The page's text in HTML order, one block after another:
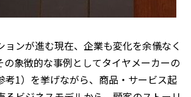
ョンが進む現在、企業も変化を余儀なく
の象徴的な事例としてタイヤメーカーの
1）を挙げながら、商品・サービス起